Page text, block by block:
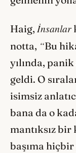
Haig, İnsanlar
notta, “Bu
yılında,
geldi. O
isimsiz
bana da o
mantıksız
başıma